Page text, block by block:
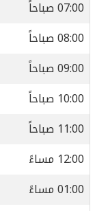
07:00 صباحاً
08:00 صباحاً
09:00 صباحاً
10:00 صباحاً
11:00 صباحاً
12:00 مساءً
01:00 مساءً